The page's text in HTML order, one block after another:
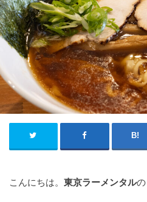
こんにちは。 東京ラーメンタルの